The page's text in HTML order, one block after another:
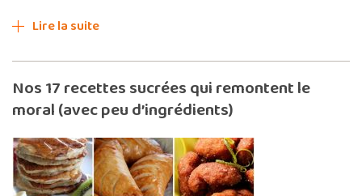
Lire la suite
Nos 17 recettes sucrées qui remontent le
moral (avec peu d’ingrédients)